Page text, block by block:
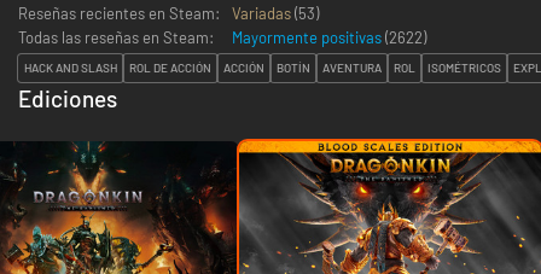
Reseñas recientes en Steam:
Variadas(53)
Todas las reseñas en Steam:
Mayormente positivas(2622)
HACK AND SLASH ROL DE ACCIÓN ACCIÓN BOTÍN AVENTURA ROL ISOMÉTRICOS
Ediciones